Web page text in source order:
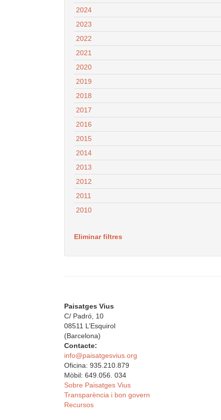
2024
2023
2022
2021
2020
2019
2018
2017
2016
2015
2014
2013
2012
2011
2010
Eliminar filtres
Paisatges Vius
C/ Padró, 10
08511 L’Esquirol
(Barcelona)
Contacte:
info@paisatgesvius.org
Oficina: 935.210.879
Mòbil: 649.056. 034
Sobre Paisatges Vius
Transparència i bon govern
Recursos